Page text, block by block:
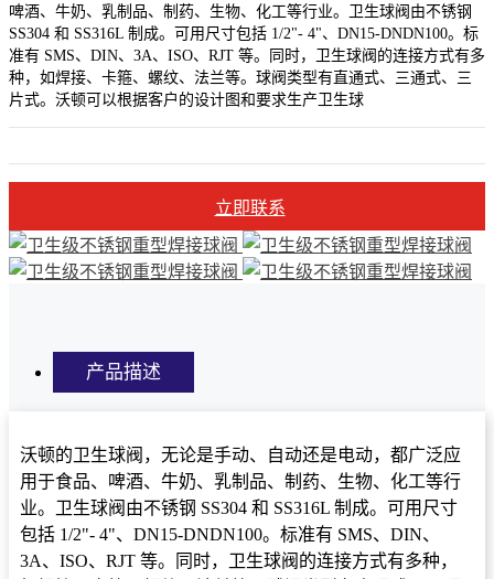
啤酒、牛奶、乳制品、制药、生物、化工等行业。卫生球阀由不锈钢
SS304 和 SS316L 制成。可用尺寸包括 1/2"- 4"、DN15-DNDN100。标
准有 SMS、DIN、3A、ISO、RJT 等。同时，卫生球阀的连接方式有多
种，如焊接、卡箍、螺纹、法兰等。球阀类型有直通式、三通式、三
片式。沃顿可以根据客户的设计图和要求生产卫生球
立即联系
产品描述
沃顿的卫生球阀，无论是手动、自动还是电动，都广泛应
用于食品、啤酒、牛奶、乳制品、制药、生物、化工等行
业。卫生球阀由不锈钢 SS304 和 SS316L 制成。可用尺寸
包括 1/2"- 4"、DN15-DNDN100。标准有 SMS、DIN、
3A、ISO、RJT 等。同时，卫生球阀的连接方式有多种，